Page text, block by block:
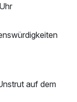
auf dem